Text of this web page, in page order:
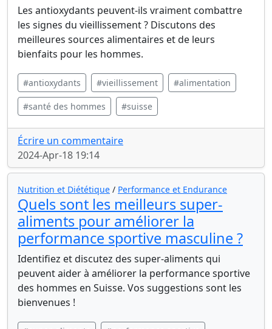
Les antioxydants peuvent-ils vraiment combattre
les signes du vieillissement ? Discutons des
meilleures sources alimentaires et de leurs
bienfaits pour les hommes.
#antioxydants #vieillissement #alimentation
#santé des hommes #suisse
Écrire un commentaire
2024-Apr-18 19:14
Nutrition et Diététique / Performance et Endurance
Quels sont les meilleurs super-
aliments pour améliorer la
performance sportive masculine ?
Identifiez et discutez des super-aliments qui
peuvent aider à améliorer la performance sportive
des hommes en Suisse. Vos suggestions sont les
bienvenues !